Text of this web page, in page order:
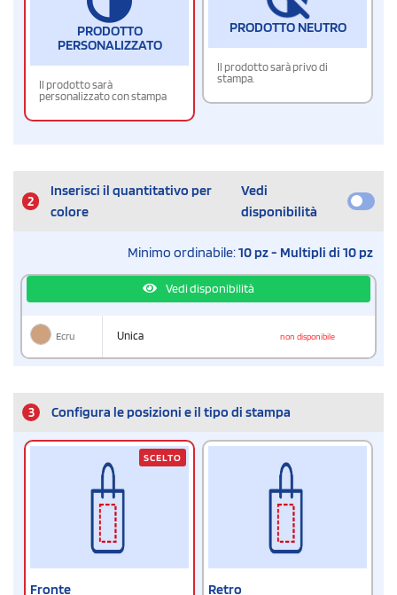
PRODOTTO
PERSONALIZZATO
Il prodotto sarà
personalizzato con stampa
PRODOTTO NEUTRO
Il prodotto sarà privo di
stampa.
2
Inserisci il quantitativo per
colore
Vedi
disponibilità
Minimo ordinabile:10 pz - Multipli di 10 pz
Vedi disponibilità
Ecru Unica non disponibile
3 Configura le posizioni e il tipo di stampa
Fronte
SCELTO
Retro